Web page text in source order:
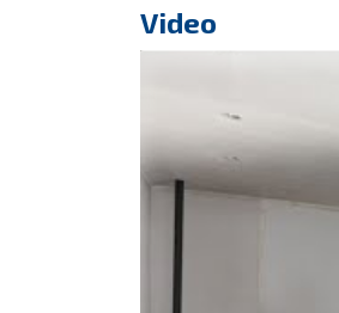
Video